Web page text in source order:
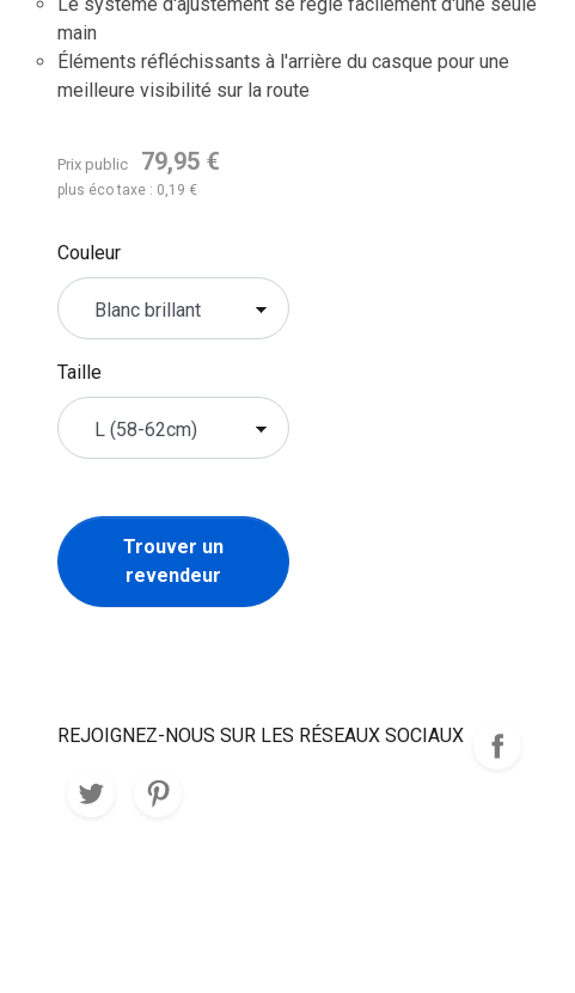
main
Éléments réfléchissants à l'arrière du casque pour une
meilleure visibilité sur la route
Prix public 79,95 €
plus éco taxe : 0,19 €
Couleur
Taille
Trouver un
revendeur
REJOIGNEZ-NOUS SUR LES RÉSEAUX SOCIAUX